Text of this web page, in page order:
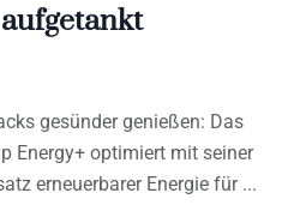
gesünder genießen: Das
Energy+ optimiert mit seiner
erneuerbarer Energie für